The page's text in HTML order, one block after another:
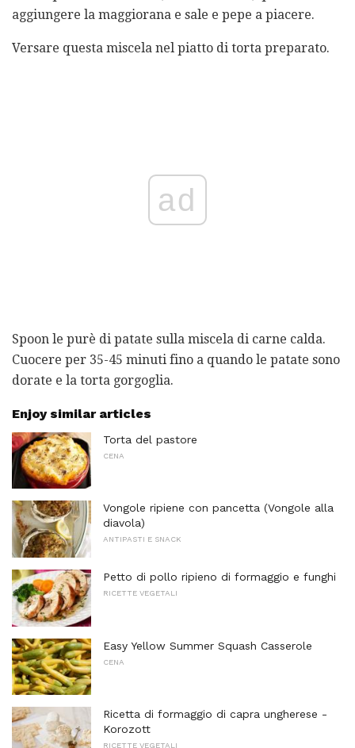
aggiungere la maggiorana e sale e pepe a piacere.
Versare questa miscela nel piatto di torta preparato.
ad
Spoon le purè di patate sulla miscela di carne calda.
Cuocere per 35-45 minuti fino a quando le patate sono
dorate e la torta gorgoglia.
Enjoy similar articles
Torta del pastore
CENA
Vongole ripiene con pancetta (Vongole alla
diavola)
ANTIPASTI E SNACK
Petto di pollo ripieno di formaggio e funghi
RICETTE VEGETALI
Easy Yellow Summer Squash Casserole
CENA
Ricetta di formaggio di capra ungherese -
Korozott
RICETTE VEGETALI